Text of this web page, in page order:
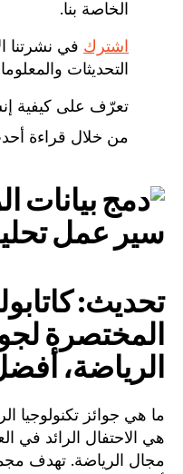
الخاصة بنا.
اشترك في نشرتنا
التحديثات
تعرّف على كيفية
من خلال قراءة
تحديث:
المختصرة
الرياضة،
ما هي جوائز تكنولوجيا
هي الاحتفال الرائد في